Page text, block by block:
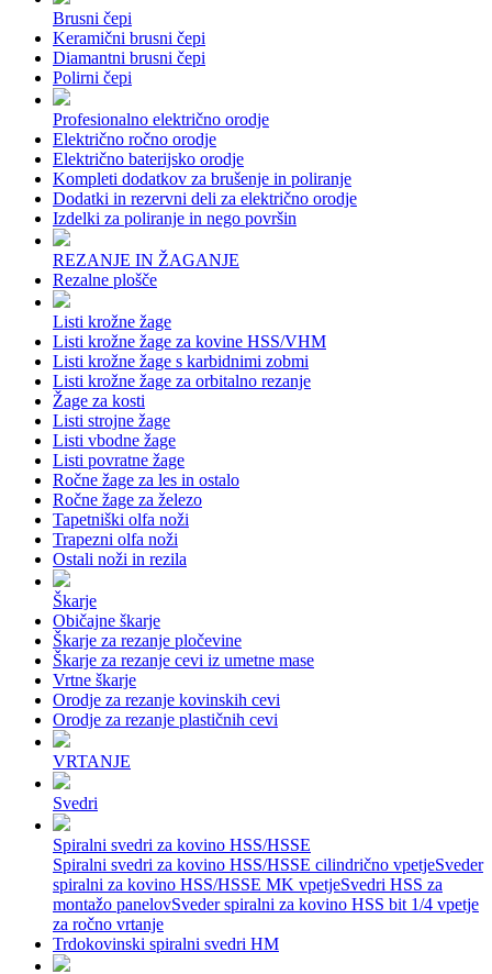
Brusni čepi
Keramični brusni čepi
Diamantni brusni čepi
Polirni čepi
Profesionalno električno orodje
Električno ročno orodje
Električno baterijsko orodje
Kompleti dodatkov za brušenje in poliranje
Dodatki in rezervni deli za električno orodje
Izdelki za poliranje in nego površin
REZANJE IN ŽAGANJE
Rezalne plošče
Listi krožne žage
Listi krožne žage za kovine HSS/VHM
Listi krožne žage s karbidnimi zobmi
Listi krožne žage za orbitalno rezanje
Žage za kosti
Listi strojne žage
Listi vbodne žage
Listi povratne žage
Ročne žage za les in ostalo
Ročne žage za železo
Tapetniški olfa noži
Trapezni olfa noži
Ostali noži in rezila
Škarje
Običajne škarje
Škarje za rezanje pločevine
Škarje za rezanje cevi iz umetne mase
Vrtne škarje
Orodje za rezanje kovinskih cevi
Orodje za rezanje plastičnih cevi
VRTANJE
Svedri
Spiralni svedri za kovino HSS/HSSE
Spiralni svedri za kovino HSS/HSSE cilindrično vpetjeSveder
spiralni za kovino HSS/HSSE MK vpetjeSvedri HSS za
montažo panelovSveder spiralni za kovino HSS bit 1/4 vpetje
za ročno vrtanje
Trdokovinski spiralni svedri HM